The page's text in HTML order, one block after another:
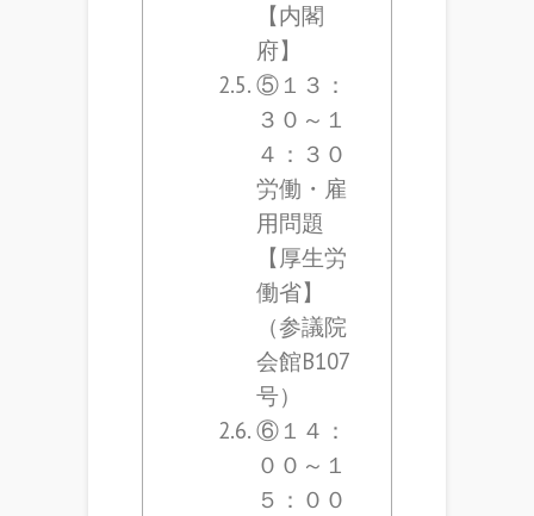
【内閣
府】
⑤１３：
３０～１
４：３０
労働・雇
用問題
【厚生労
働省】
（参議院
会館B107
号）
⑥１４：
００～１
５：００